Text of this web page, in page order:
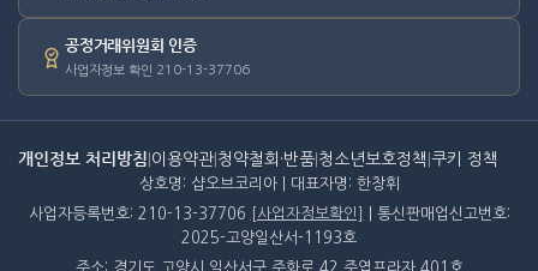
공정거래위원회 인증
사업자정보 확인 210-13-37706
개인정보 처리방침 이용약관 청약철회·반품 청소년보호정책 쿠키 정책
상호명: 샵오브코리아 | 대표자명: 한창휘
사업자등록번호: 210-13-37706
[사업자정보확인]
| 통신판매업신고번호:
2025-고양일산서-1193호